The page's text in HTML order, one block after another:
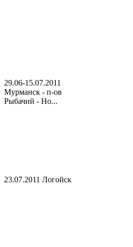
29.06-15.07.2011
Мурманск - п-ов
Рыбачий - Но...
23.07.2011 Логойск